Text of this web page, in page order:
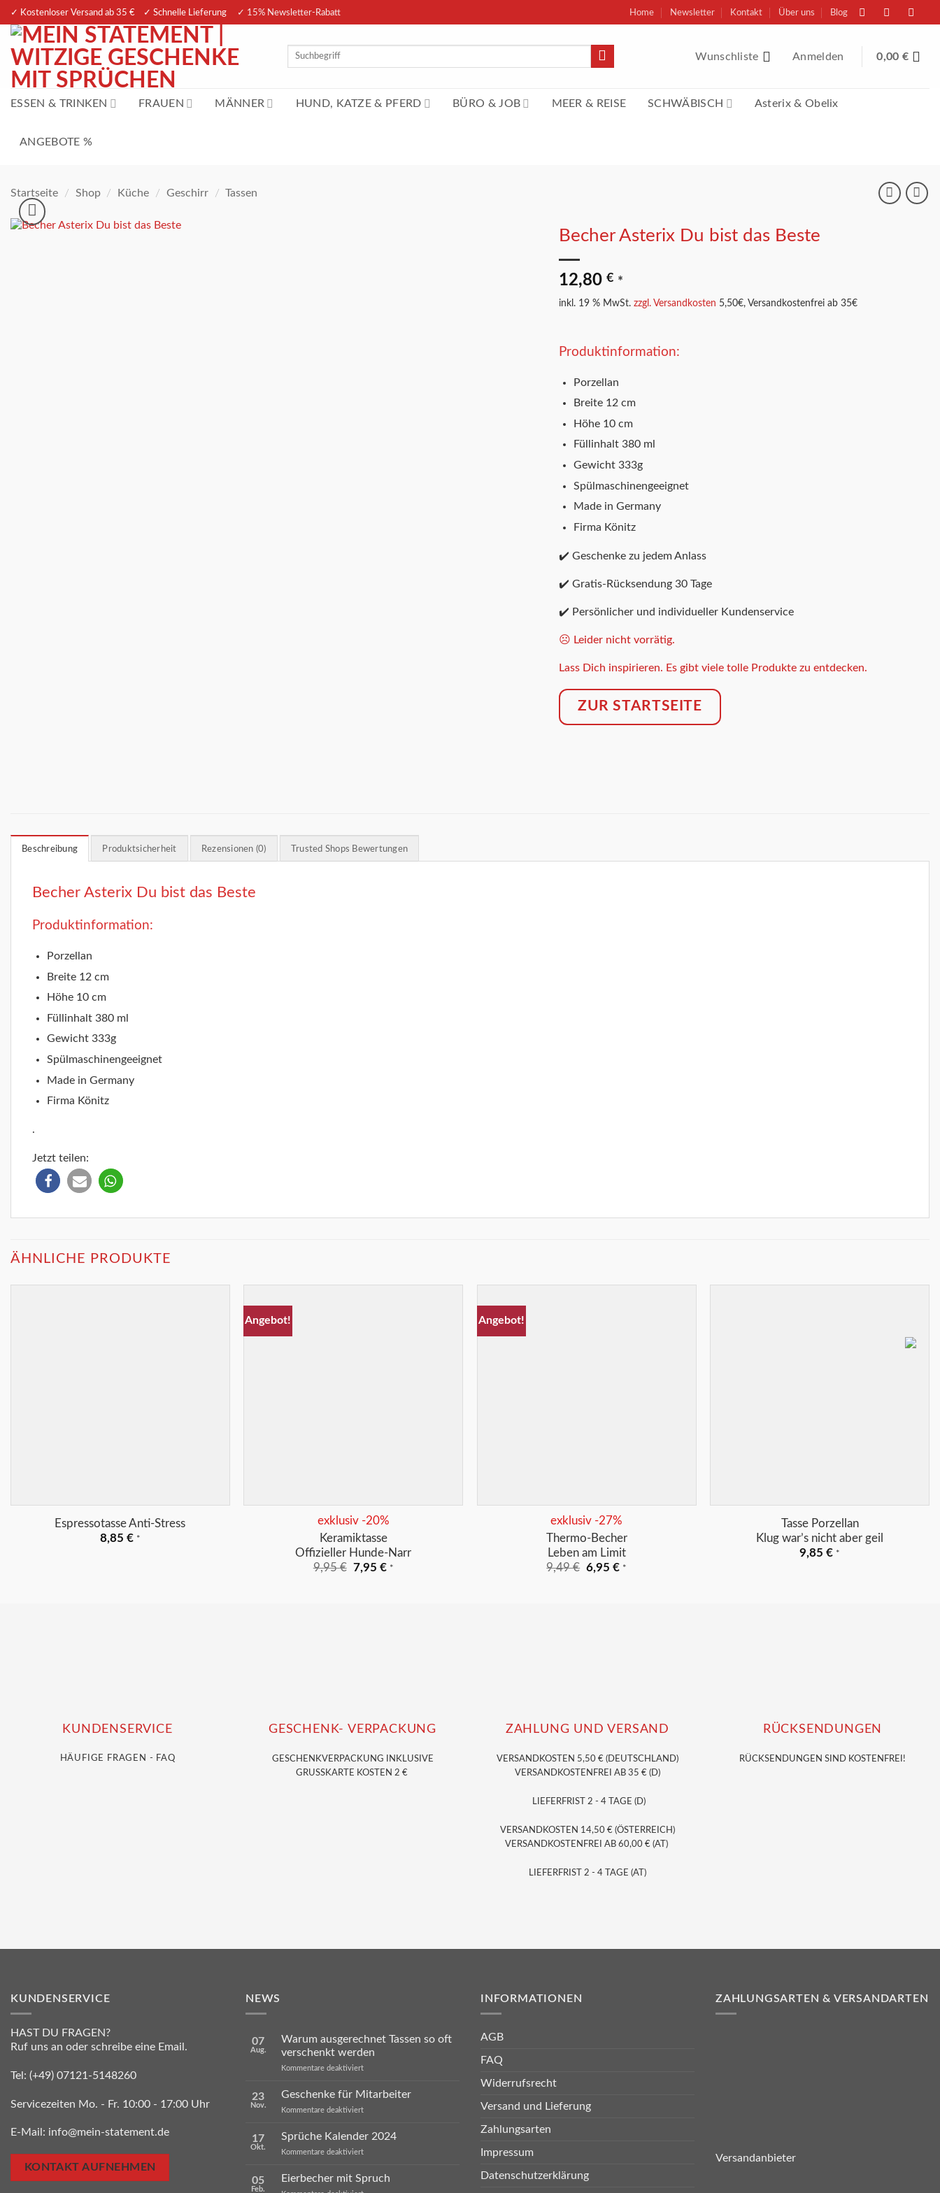
Zum
springen
✓ Kostenloser Versand ab 35 € ✓ Schnelle Lieferung ✓ 15% Newsletter-Rabatt Home Newsletter Kontakt Über uns Blog
nach:
Wunschliste Anmelden 0,00 €
ESSEN & TRINKEN FRAUEN MÄNNER HUND, KATZE & PFERD BÜRO & JOB MEER & REISE SCHWÄBISCH Asterix & Obelix
ANGEBOTE %
Startseite / Shop / Küche / Geschirr / Tassen
Becher Asterix Du bist das Beste
12,80 € *
inkl. 19 % MwSt. zzgl. Versandkosten 5,50€, Versandkostenfrei ab 35€
Produktinformation:
Porzellan
Breite 12 cm
Höhe 10 cm
Füllinhalt 380 ml
Gewicht 333g
Spülmaschinengeeignet
Made in Germany
Firma Könitz
✔️ Geschenke zu jedem Anlass
✔️ Gratis-Rücksendung 30 Tage
✔️ Persönlicher und individueller Kundenservice
☹️ Leider nicht vorrätig.
Lass Dich inspirieren. Es gibt viele tolle Produkte zu entdecken.
ZUR STARTSEITE
Beschreibung Produktsicherheit Rezensionen (0) Trusted Shops Bewertungen
Becher Asterix Du bist das Beste
Produktinformation:
Porzellan
Breite 12 cm
Höhe 10 cm
Füllinhalt 380 ml
Gewicht 333g
Spülmaschinengeeignet
Made in Germany
Firma Könitz
.
Jetzt teilen:
ÄHNLICHE PRODUKTE
Espressotasse Anti-Stress
8,85 € *
Angebot!
exklusiv -20%
Keramiktasse
Offizieller Hunde-Narr
9,95€ Ursprünglicher
7,95 €Aktueller
*
Angebot!
exklusiv -27%
Thermo-Becher
Leben am Limit
9,49€ Ursprünglicher
6,95€Aktueller
*
Tasse Porzellan
Klug war’s nicht aber geil
9,85€ *
KUNDENSERVICE
HÄUFIGE FRAGEN - FAQ
GESCHENK- VERPACKUNG
GESCHENKVERPACKUNG
INKLUSIVE
GRUSSKARTE KOSTEN 2 €
ZAHLUNG UND VERSAND
VERSANDKOSTEN 5,50 € (DEUTSCHLAND)
VERSANDKOSTENFREI AB 35 € (D)
LIEFERFRIST 2 - 4 TAGE (D)
VERSANDKOSTEN 14,50 € (ÖSTERREICH)
VERSANDKOSTENFREI AB 60,00 € (AT)
LIEFERFRIST 2 - 4 TAGE (AT)
RÜCKSENDUNGEN
RÜCKSENDUNGEN SIND KOSTENFREI!
KUNDENSERVICE
HAST DU FRAGEN?
Ruf uns an oder schreibe eine Email.
Tel: (+49) 07121-5148260
Servicezeiten Mo. - Fr. 10:00 - 17:00 Uhr
E-Mail: info@mein-statement.de
KONTAKT AUFNEHMEN
NEWS
07
Aug.
Warum ausgerechnet Tassen so oft
verschenkt werden
Kommentare deaktiviertfür
Tassen
werden
23
Nov.
Geschenke für Mitarbeiter
Kommentare deaktiviertfür
Mitarbeiter
17
Okt.
Sprüche Kalender 2024
Kommentare deaktiviertfür
2024
05
Feb.
Eierbecher mit Spruch
INFORMATIONEN
AGB
FAQ
Widerrufsrecht
Versand und Lieferung
Zahlungsarten
Impressum
Datenschutzerklärung
ZAHLUNGSARTEN & VERSANDARTEN
Versandanbieter